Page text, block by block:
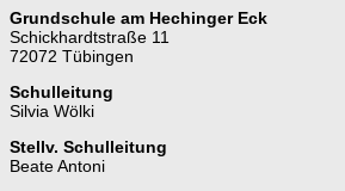
Grundschule am Hechinger Eck
Schickhardtstraße 11
72072 Tübingen
Schulleitung
Silvia Wölki
Stellv. Schulleitung
Beate Antoni